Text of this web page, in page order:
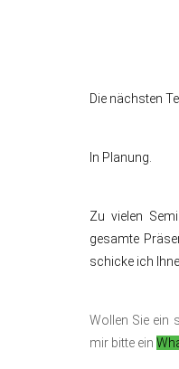
Die nächsten
In Planung.
Zu vielen
gesamte
schicke ich
Wollen Sie ein
mir bitte ein